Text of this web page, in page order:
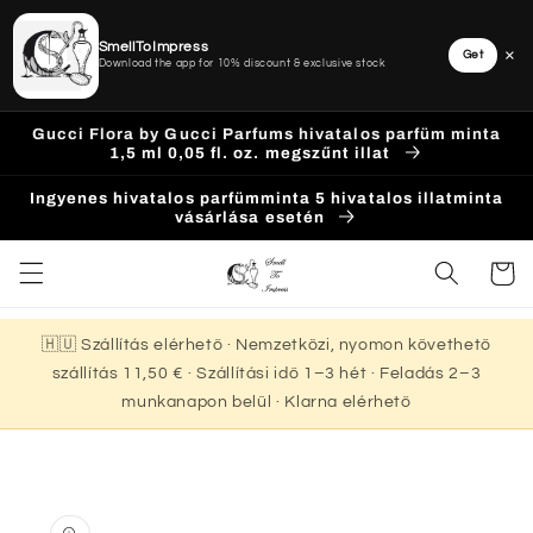
Ugrás a
tartalomhoz
Gucci Flora by Gucci Parfums hivatalos parfüm minta
1,5 ml 0,05 fl. oz. megszűnt illat
Ingyenes hivatalos parfümminta 5 hivatalos illatminta
vásárlása esetén
Kosár
🇭🇺 Szállítás elérhető · Nemzetközi, nyomon követhető
szállítás 11,50 € · Szállítási idő 1–3 hét · Feladás 2–3
munkanapon belül · Klarna elérhető
a
SmellToImpress
Download the app for 10% discount & exclusive stock
Get ×